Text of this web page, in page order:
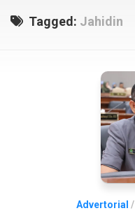
Tagged: Jahidin
Advertorial /